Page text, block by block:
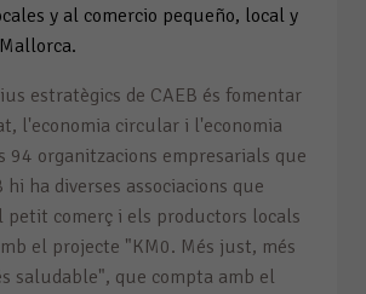
y al comercio pequeño, local y
estratègics de CAEB és fomentar
l'economia circular i l'economia
94 organitzacions empresarials que
hi ha diverses associacions que
petit comerç i els productors locals
el projecte "KM0. Més just, més
saludable", que compta amb el